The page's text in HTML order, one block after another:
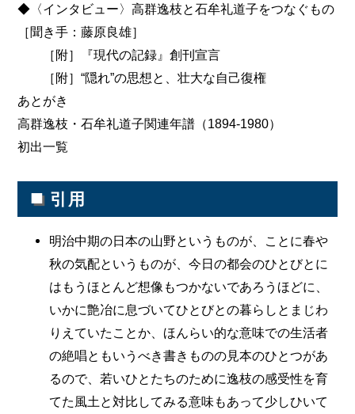
◆〈インタビュー〉高群逸枝と石牟礼道子をつなぐもの
［聞き手：藤原良雄］
［附］『現代の記録』創刊宣言
［附］“隠れ”の思想と、壮大な自己復権
あとがき
高群逸枝・石牟礼道子関連年譜（1894-1980）
初出一覧
■ 引用
明治中期の日本の山野というものが、ことに春や
秋の気配というものが、今日の都会のひとびとに
はもうほとんど想像もつかないであろうほどに、
いかに艶冶に息づいてひとびとの暮らしとまじわ
りえていたことか、ほんらい的な意味での生活者
の絶唱ともいうべき書きものの見本のひとつがあ
るので、若いひとたちのために逸枝の感受性を育
てた風土と対比してみる意味もあって少しひいて